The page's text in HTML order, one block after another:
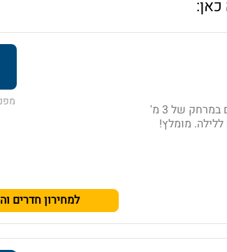
מלון בדירוג 4 כוכבים באזור קאו לאק, הממוקם במרחק של 3 מ'
למחירון חדרים